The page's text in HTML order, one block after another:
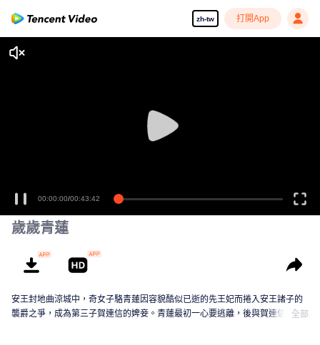
zh-tw 打開App
00:00:00/00:43:42
歲歲青蓮
安王封地曲涼城中，奇女子駱青蓮因容貌酷似已逝的先王妃而捲入安王諸子的
襲爵之爭，成為第三子賀連信的婢妾。青蓮最初一心要逃離，後與賀連信歷經
全部